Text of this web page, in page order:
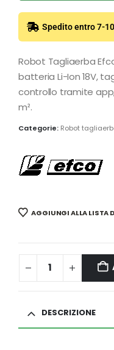
Spedito entro 7-
Robot Tagliaerba
batteria Li-Ion 18V,
controllo tramite
m².
Categorie: Robot
AGGIUNGI ALLA LISTA
DESCRIZIONE